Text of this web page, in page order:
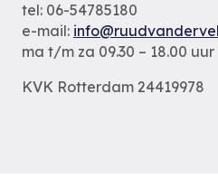
tel: 06-54785180
e-mail:
ma t/m za 09.30 – 18.00 uur
KVK Rotterdam 24419978